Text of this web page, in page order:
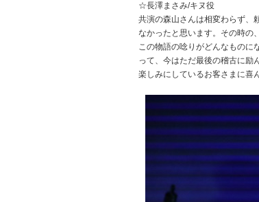
☆長澤まさみ/キヌ役
共演の森山さんは相変わらず、
なかったと思います。その時の
この物語の唸りがどんなものに
って、今はただ最後の稽古に励
楽しみにしているお客さまに喜